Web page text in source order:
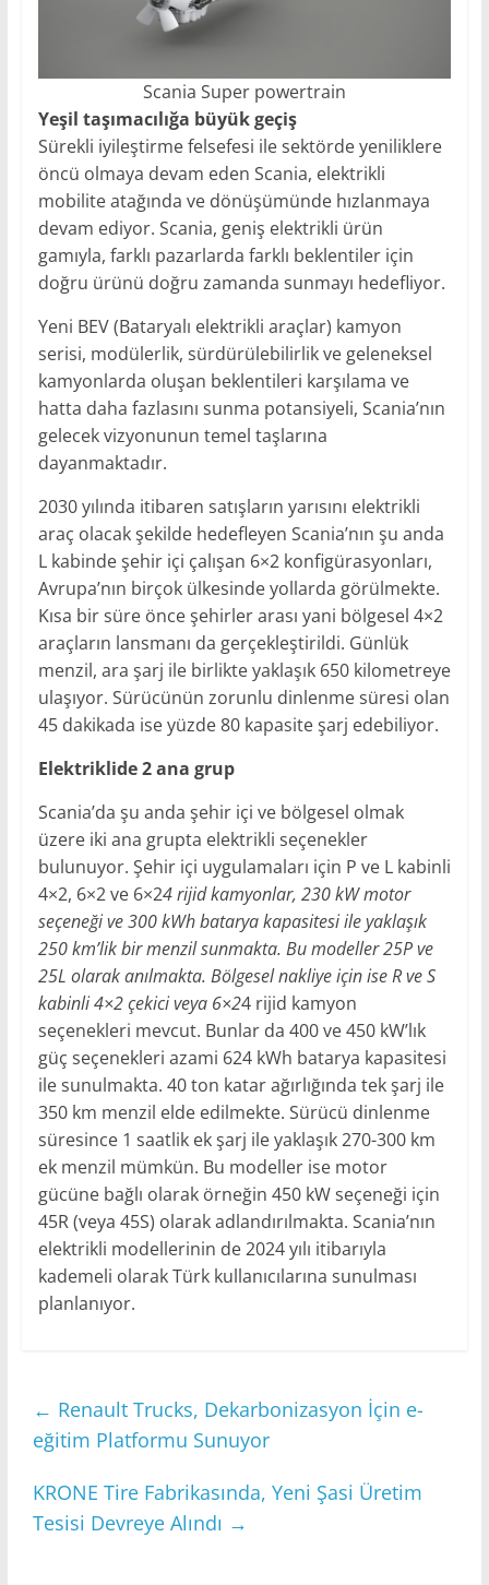
Scania Super powertrain
Yeşil taşımacılığa büyük geçiş
Sürekli iyileştirme felsefesi ile sektörde yeniliklere
öncü olmaya devam eden Scania, elektrikli
mobilite atağında ve dönüşümünde hızlanmaya
devam ediyor. Scania, geniş elektrikli ürün
gamıyla, farklı pazarlarda farklı beklentiler için
doğru ürünü doğru zamanda sunmayı hedefliyor.
Yeni BEV (Bataryalı elektrikli araçlar) kamyon
serisi, modülerlik, sürdürülebilirlik ve geleneksel
kamyonlarda oluşan beklentileri karşılama ve
hatta daha fazlasını sunma potansiyeli, Scania’nın
gelecek vizyonunun temel taşlarına
dayanmaktadır.
2030 yılında itibaren satışların yarısını elektrikli
araç olacak şekilde hedefleyen Scania’nın şu anda
L kabinde şehir içi çalışan 6×2 konfigürasyonları,
Avrupa’nın birçok ülkesinde yollarda görülmekte.
Kısa bir süre önce şehirler arası yani bölgesel 4×2
araçların lansmanı da gerçekleştirildi. Günlük
menzil, ara şarj ile birlikte yaklaşık 650 kilometreye
ulaşıyor. Sürücünün zorunlu dinlenme süresi olan
45 dakikada ise yüzde 80 kapasite şarj edebiliyor.
Elektriklide 2 ana grup
Scania’da şu anda şehir içi ve bölgesel olmak
üzere iki ana grupta elektrikli seçenekler
bulunuyor. Şehir içi uygulamaları için P ve L kabinli
4×2, 6×2 ve 6×24 rijid kamyonlar, 230 kW motor
seçeneği ve 300 kWh batarya kapasitesi ile yaklaşık
250 km’lik bir menzil sunmakta. Bu modeller 25P ve
25L olarak anılmakta. Bölgesel nakliye için ise R ve S
kabinli 4×2 çekici veya 6×24 rijid kamyon
seçenekleri mevcut. Bunlar da 400 ve 450 kW’lık
güç seçenekleri azami 624 kWh batarya kapasitesi
ile sunulmakta. 40 ton katar ağırlığında tek şarj ile
350 km menzil elde edilmekte. Sürücü dinlenme
süresince 1 saatlik ek şarj ile yaklaşık 270-300 km
ek menzil mümkün. Bu modeller ise motor
gücüne bağlı olarak örneğin 450 kW seçeneği için
45R (veya 45S) olarak adlandırılmakta. Scania’nın
elektrikli modellerinin de 2024 yılı itibarıyla
kademeli olarak Türk kullanıcılarına sunulması
planlanıyor.
← Renault Trucks, Dekarbonizasyon İçin e-
eğitim Platformu Sunuyor
KRONE Tire Fabrikasında, Yeni Şasi Üretim
Tesisi Devreye Alındı →